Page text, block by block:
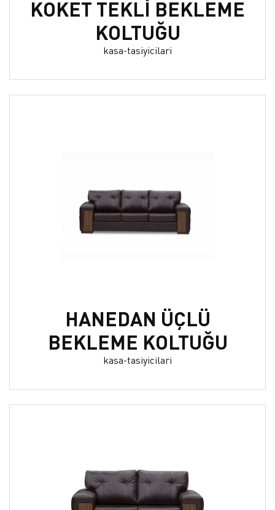
KOKET TEKLİ BEKLEME
KOLTUĞU
kasa-tasiyicilari
HANEDAN ÜÇLÜ
BEKLEME KOLTUĞU
kasa-tasiyicilari